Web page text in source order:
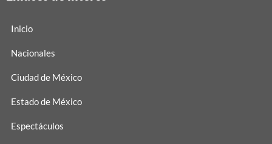
Inicio
Nacionales
Ciudad de México
Estado de México
Espectáculos